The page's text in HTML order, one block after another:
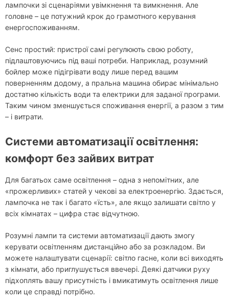
лампочки зі сценаріями увімкнення та вимкнення. Але
головне – це потужний крок до грамотного керування
енергоспоживанням.
Сенс простий: пристрої самі регулюють свою роботу,
підлаштовуючись під ваші потреби. Наприклад, розумний
бойлер може підігрівати воду лише перед вашим
поверненням додому, а пральна машина обирає мінімально
достатню кількість води та електрики для заданої програми.
Таким чином зменшується споживання енергії, а разом з тим
– і витрати.
Системи автоматизації освітлення:
комфорт без зайвих витрат
Для багатьох саме освітлення – одна з непомітних, але
«прожерливих» статей у чекові за електроенергію. Здається,
лампочка не так і багато «їсть», але якщо залишати світло у
всіх кімнатах – цифра стає відчутною.
Розумні лампи та системи автоматизації дають змогу
керувати освітленням дистанційно або за розкладом. Ви
можете налаштувати сценарії: світло гасне, коли всі виходять
з кімнати, або приглушується ввечері. Деякі датчики руху
підхоплять вашу присутність і вмикатимуть освітлення лише
коли це справді потрібно.